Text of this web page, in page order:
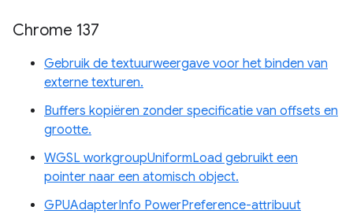
Chrome 137
Gebruik de textuurweergave voor het binden van
externe texturen.
Buffers kopiëren zonder specificatie van offsets en
grootte.
WGSL workgroupUniformLoad gebruikt een
pointer naar een atomisch object.
GPUAdapterInfo PowerPreference-attribuut